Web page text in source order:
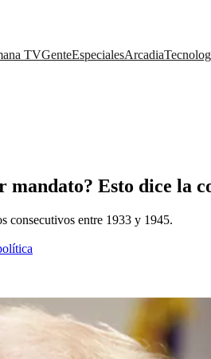
TVGenteEspecialesArcadia
mandato? Esto dice la
consecutivos entre 1933 y 1945.